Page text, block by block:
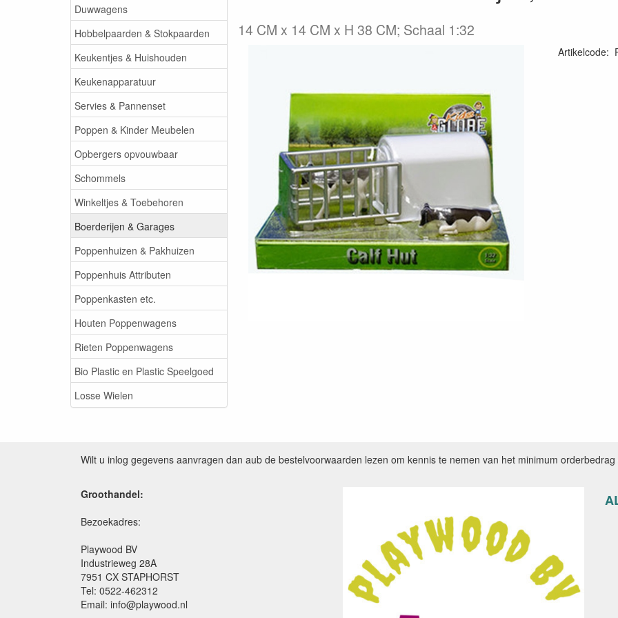
Duwwagens
Hobbelpaarden & Stokpaarden
Keukentjes & Huishouden
Keukenapparatuur
Servies & Pannenset
Poppen & Kinder Meubelen
Opbergers opvouwbaar
Schommels
Winkeltjes & Toebehoren
Boerderijen & Garages
Poppenhuizen & Pakhuizen
Poppenhuis Attributen
Poppenkasten etc.
Houten Poppenwagens
Rieten Poppenwagens
Bio Plastic en Plastic Speelgoed
Losse Wielen
14 CM x 14 CM x H 38 CM; Schaal 1:32
Artikelcode:
Wilt u inlog gegevens aanvragen dan aub de bestelvoorwaarden lezen om kennis te nemen van het minimum
Groothandel:
Bezoekadres:
Playwood BV
Industrieweg 28A
7951 CX STAPHORST
Tel: 0522-462312
Email: info@playwood.nl